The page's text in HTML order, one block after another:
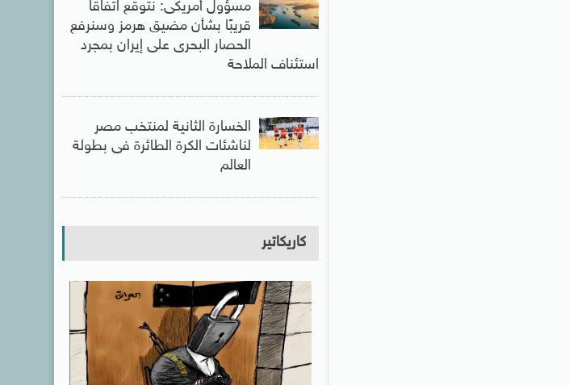
مسؤول أمريكى: نتوقع اتفاقا
قريبًا بشأن مضيق هرمز وسنرفع
الحصار البحرى على إيران بمجرد
استئناف الملاحة
الخسارة الثانية لمنتخب مصر
لناشئات الكرة الطائرة فى بطولة
العالم
كاريكاتير